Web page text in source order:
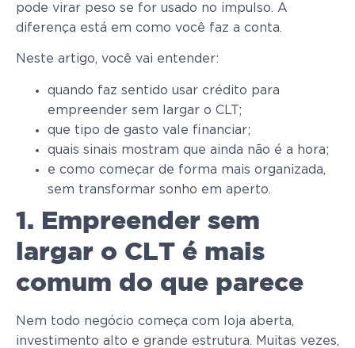
pode virar peso se for usado no impulso. A
diferença está em como você faz a conta.
Neste artigo, você vai entender:
quando faz sentido usar crédito para
empreender sem largar o CLT;
que tipo de gasto vale financiar;
quais sinais mostram que ainda não é a hora;
e como começar de forma mais organizada,
sem transformar sonho em aperto.
1. Empreender sem
largar o CLT é mais
comum do que parece
Nem todo negócio começa com loja aberta,
investimento alto e grande estrutura. Muitas vezes,